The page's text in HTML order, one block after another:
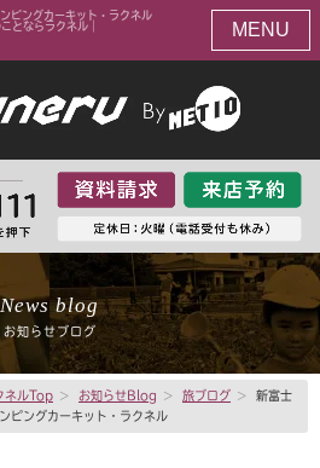
ピングカーキット・ラクネル
とならラクネル｜
MENU
News blog
お知らせブログ
ネルTop > お知らせBlog > 旅ブログ >
新富士
ピングカーキット・ラクネル